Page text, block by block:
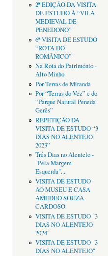
2ª EDIÇÂO DA VISITA
DE ESTUDO À “VILA
MEDIEVAL DE
PENEDONO”
6ª VISITA DE ESTUDO
“ROTA DO
ROMÂNICO”
Na Rota do Património -
Alto Minho
Por Terras de Miranda
Por “Terras do Vez” e do
“Parque Natural Peneda
Gerês”
REPETIÇÃO DA
VISITA DE ESTUDO “3
DIAS NO ALENTEJO
2023”
Três Dias no Alentelo -
"Pela Margem
Esquerda"...
VISITA DE ESTUDO
AO MUSEU E CASA
AMEDEO SOUZA
CARDOSO
VISITA DE ESTUDO "3
DIAS NO ALENTEJO
2024"
VISITA DE ESTUDO "3
DIAS NO ALENTEJO"